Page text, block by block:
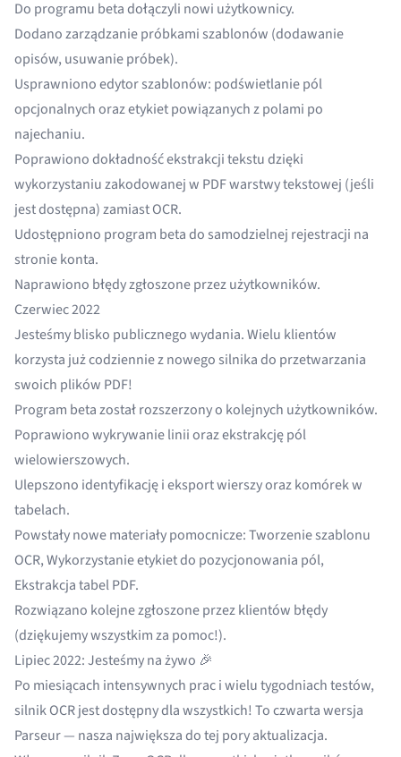
Do programu beta dołączyli nowi użytkownicy.
Dodano zarządzanie próbkami szablonów (dodawanie
opisów, usuwanie próbek).
Usprawniono edytor szablonów: podświetlanie pól
opcjonalnych oraz etykiet powiązanych z polami po
najechaniu.
Poprawiono dokładność ekstrakcji tekstu dzięki
wykorzystaniu zakodowanej w PDF warstwy tekstowej (jeśli
jest dostępna) zamiast OCR.
Udostępniono program beta do samodzielnej rejestracji na
stronie konta.
Naprawiono błędy zgłoszone przez użytkowników.
Czerwiec 2022
Jesteśmy blisko publicznego wydania. Wielu klientów
korzysta już codziennie z nowego silnika do przetwarzania
swoich plików PDF!
Program beta został rozszerzony o kolejnych użytkowników.
Poprawiono wykrywanie linii oraz ekstrakcję pól
wielowierszowych.
Ulepszono identyfikację i eksport wierszy oraz komórek w
tabelach.
Powstały nowe materiały pomocnicze:Tworzenie szablonu
OCR,Wykorzystanie etykiet do pozycjonowania pól,
Ekstrakcja tabel PDF.
Rozwiązano kolejne zgłoszone przez klientów błędy
(dziękujemy wszystkim za pomoc!).
Lipiec 2022: Jesteśmy na żywo 🎉
Po miesiącach intensywnych prac i wielu tygodniach testów,
silnik OCR jest dostępny dla wszystkich! To czwarta wersja
Parseur — nasza największa do tej pory aktualizacja.